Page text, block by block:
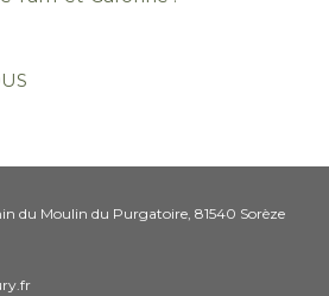
du Moulin du Purgatoire, 81540 Sorèze